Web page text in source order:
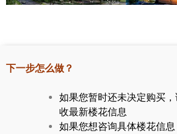
世嘉堡楼花项目
密西沙加社区介绍
密西沙加楼花项目
下一步怎么做？
如果您暂时还未决定购买
收最新楼花信息
如果您想咨询具体楼花信